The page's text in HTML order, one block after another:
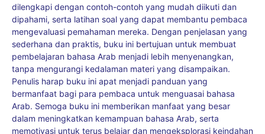
dilengkapi dengan contoh-contoh yang mudah diikuti dan
dipahami, serta latihan soal yang dapat membantu pembaca
mengevaluasi pemahaman mereka. Dengan penjelasan yang
sederhana dan praktis, buku ini bertujuan untuk membuat
pembelajaran bahasa Arab menjadi lebih menyenangkan,
tanpa mengurangi kedalaman materi yang disampaikan.
Penulis harap buku ini apat menjadi panduan yang
bermanfaat bagi para pembaca untuk menguasai bahasa
Arab. Semoga buku ini memberikan manfaat yang besar
dalam meningkatkan kemampuan bahasa Arab, serta
memotivasi untuk terus belajar dan mengeksplorasi keindahan